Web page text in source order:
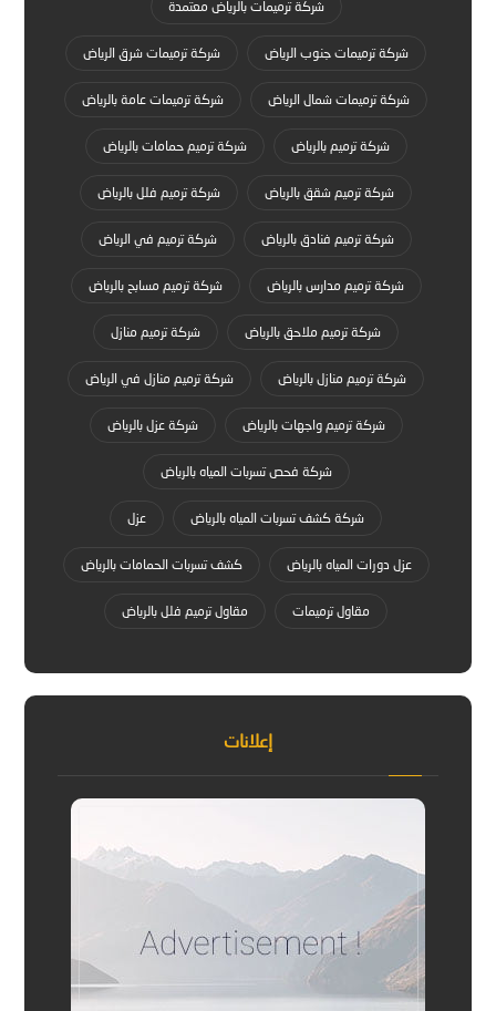
شركة ترميمات بالرياض معتمدة
شركة ترميمات جنوب الرياض شركة ترميمات شرق الرياض
شركة ترميمات شمال الرياض شركة ترميمات عامة بالرياض
شركة ترميم بالرياض شركة ترميم حمامات بالرياض
شركة ترميم شقق بالرياض شركة ترميم فلل بالرياض
شركة ترميم فنادق بالرياض شركة ترميم في الرياض
شركة ترميم مدارس بالرياض شركة ترميم مسابح بالرياض
شركة ترميم ملاحق بالرياض شركة ترميم منازل
شركة ترميم منازل بالرياض شركة ترميم منازل في الرياض
شركة ترميم واجهات بالرياض شركة عزل بالرياض
شركة فحص تسربات المياه بالرياض
شركة كشف تسربات المياه بالرياض عزل
عزل دورات المياه بالرياض كشف تسربات الحمامات بالرياض
مقاول ترميمات مقاول ترميم فلل بالرياض
إعلانات